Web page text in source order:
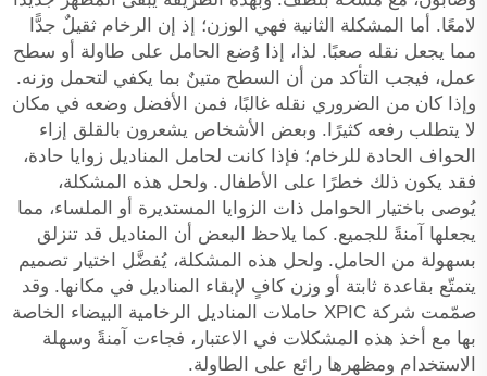
لامعًا. أما المشكلة الثانية فهي الوزن؛ إذ إن الرخام ثقيلٌ جدًّا
مما يجعل نقله صعبًا. لذا، إذا وُضع الحامل على طاولة أو سطح
عمل، فيجب التأكد من أن السطح متينٌ بما يكفي لتحمل وزنه.
وإذا كان من الضروري نقله غالبًا، فمن الأفضل وضعه في مكان
لا يتطلب رفعه كثيرًا. وبعض الأشخاص يشعرون بالقلق إزاء
الحواف الحادة للرخام؛ فإذا كانت لحامل المناديل زوايا حادة،
فقد يكون ذلك خطرًا على الأطفال. ولحل هذه المشكلة،
يُوصى باختيار الحوامل ذات الزوايا المستديرة أو الملساء، مما
يجعلها آمنةً للجميع. كما يلاحظ البعض أن المناديل قد تنزلق
بسهولة من الحامل. ولحل هذه المشكلة، يُفضَّل اختيار تصميم
يتمتّع بقاعدة ثابتة أو وزن كافٍ لإبقاء المناديل في مكانها. وقد
صمّمت شركة XPIC حاملات المناديل الرخامية البيضاء الخاصة
بها مع أخذ هذه المشكلات في الاعتبار، فجاءت آمنةً وسهلة
الاستخدام ومظهرها رائع على الطاولة.